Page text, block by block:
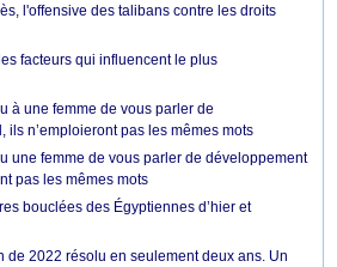
l'offensive des talibans contre les droits
facteurs qui influencent le plus
à une femme de vous parler de
ils n’emploieront pas les mêmes mots
une femme de vous parler de développement
pas les mêmes mots
bouclées des Égyptiennes d’hier et
de 2022 résolu en seulement deux ans. Un